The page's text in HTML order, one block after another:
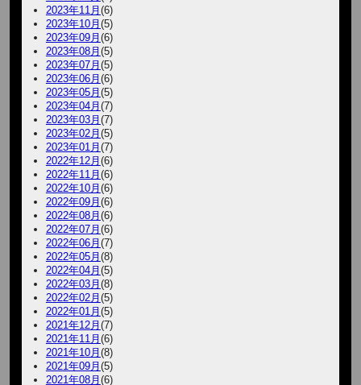
2023年11月(6)
2023年10月(5)
2023年09月(6)
2023年08月(5)
2023年07月(5)
2023年06月(6)
2023年05月(5)
2023年04月(7)
2023年03月(7)
2023年02月(5)
2023年01月(7)
2022年12月(6)
2022年11月(6)
2022年10月(6)
2022年09月(6)
2022年08月(6)
2022年07月(6)
2022年06月(7)
2022年05月(8)
2022年04月(5)
2022年03月(8)
2022年02月(5)
2022年01月(5)
2021年12月(7)
2021年11月(6)
2021年10月(8)
2021年09月(5)
2021年08月(6)